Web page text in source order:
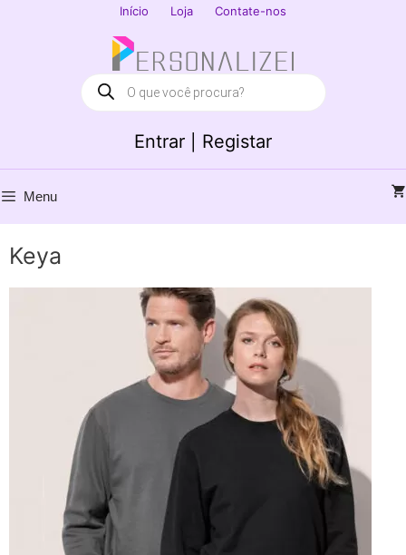
Início Loja Contate-nos
Entrar | Registar
Products
search
Menu
Keya